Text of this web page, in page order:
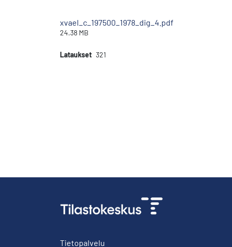
xvael_c_197500_1978_dig_4.pdf
24.38 MB
Lataukset 321
Tietopalvelu